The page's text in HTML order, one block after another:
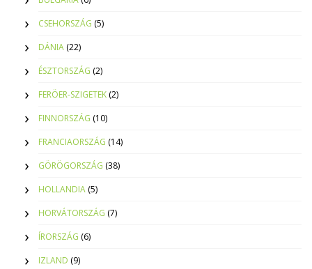
CSEHORSZÁG (5)
DÁNIA (22)
ÉSZTORSZÁG (2)
FERÖER-SZIGETEK (2)
FINNORSZÁG (10)
FRANCIAORSZÁG (14)
GÖRÖGORSZÁG (38)
HOLLANDIA (5)
HORVÁTORSZÁG (7)
ÍRORSZÁG (6)
IZLAND (9)